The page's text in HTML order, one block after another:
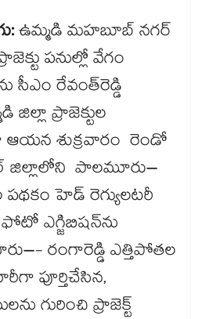
ఉమ్మడి మహబూబ్ నగర్
పనుల్లో వేగం
సీఎం రేవంత్‌‌‌‌రెడ్డి
ప్రాజెక్టుల
శుక్రవారం రెండో
జిల్లాలోని పాలమూరు–
పథకం హెడ్ రెగ్యులటరీ
ఫోటో ఎగ్జిబిషన్‌‌‌‌ను
రంగారెడ్డి ఎత్తిపోతల
పూర్తిచేసిన,
గురించి ప్రాజెక్ట్